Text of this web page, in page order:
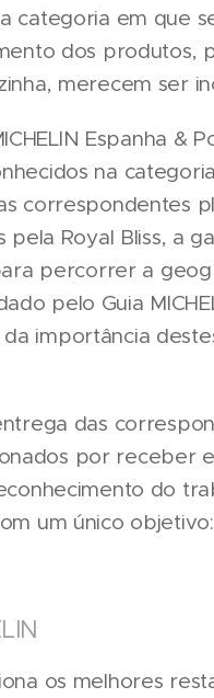
categoria em que
dos produtos,
merecem ser
Espanha &
na
correspondentes
pela Royal Bliss, a
percorrer a
pelo Guia
importância
das
por receber
do
um único
os melhores